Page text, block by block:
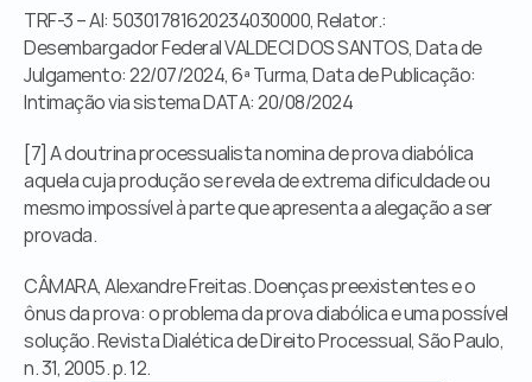
TRF-3 – AI: 50301781620234030000, Relator.:
Desembargador Federal VALDECI DOS SANTOS, Data de
Julgamento: 22/07/2024, 6ª Turma, Data de Publicação:
Intimação via sistema DATA: 20/08/2024
[7] A doutrina processualista nomina de prova diabólica
aquela cuja produção se revela de extrema dificuldade ou
mesmo impossível à parte que apresenta a alegação a ser
provada.
CÂMARA, Alexandre Freitas. Doenças preexistentes e o
ônus da prova: o problema da prova diabólica e uma possível
solução. Revista Dialética de Direito Processual, São Paulo,
n. 31, 2005. p. 12.